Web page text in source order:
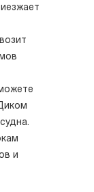
и